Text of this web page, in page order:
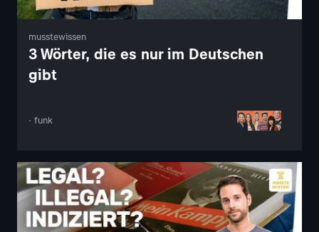
musstewissen
3 Wörter, die es nur im Deutschen
gibt
· funk